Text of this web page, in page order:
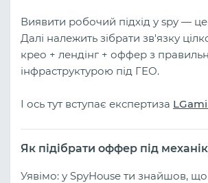
Виявити робочий підхід у spy — це
Далі належить зібрати зв'язку
крео + лендінг + оффер з
інфраструктурою під ГЕО.
І ось тут вступає експертиза
Як підібрати оффер під
Уявімо: у SpyHouse ти знайшов, що